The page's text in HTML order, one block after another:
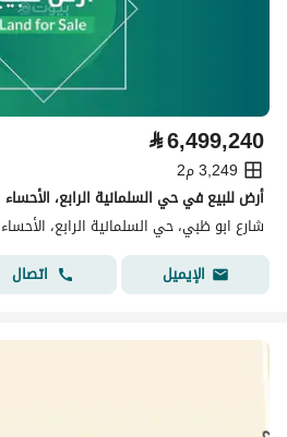
⃁6,499,240
3,249 م2
أرض للبيع في حي السلمانية الرابع، الأحساء
شارع ابو ظبي، حي السلمانية الرابع، الأحساء
الإيميل
اتصال